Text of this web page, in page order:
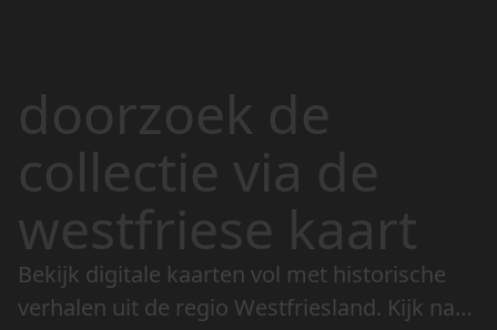
doorzoek de
collectie via de
westfriese kaart
Bekijk digitale kaarten vol met historische
verhalen uit de regio Westfriesland. Kijk naar